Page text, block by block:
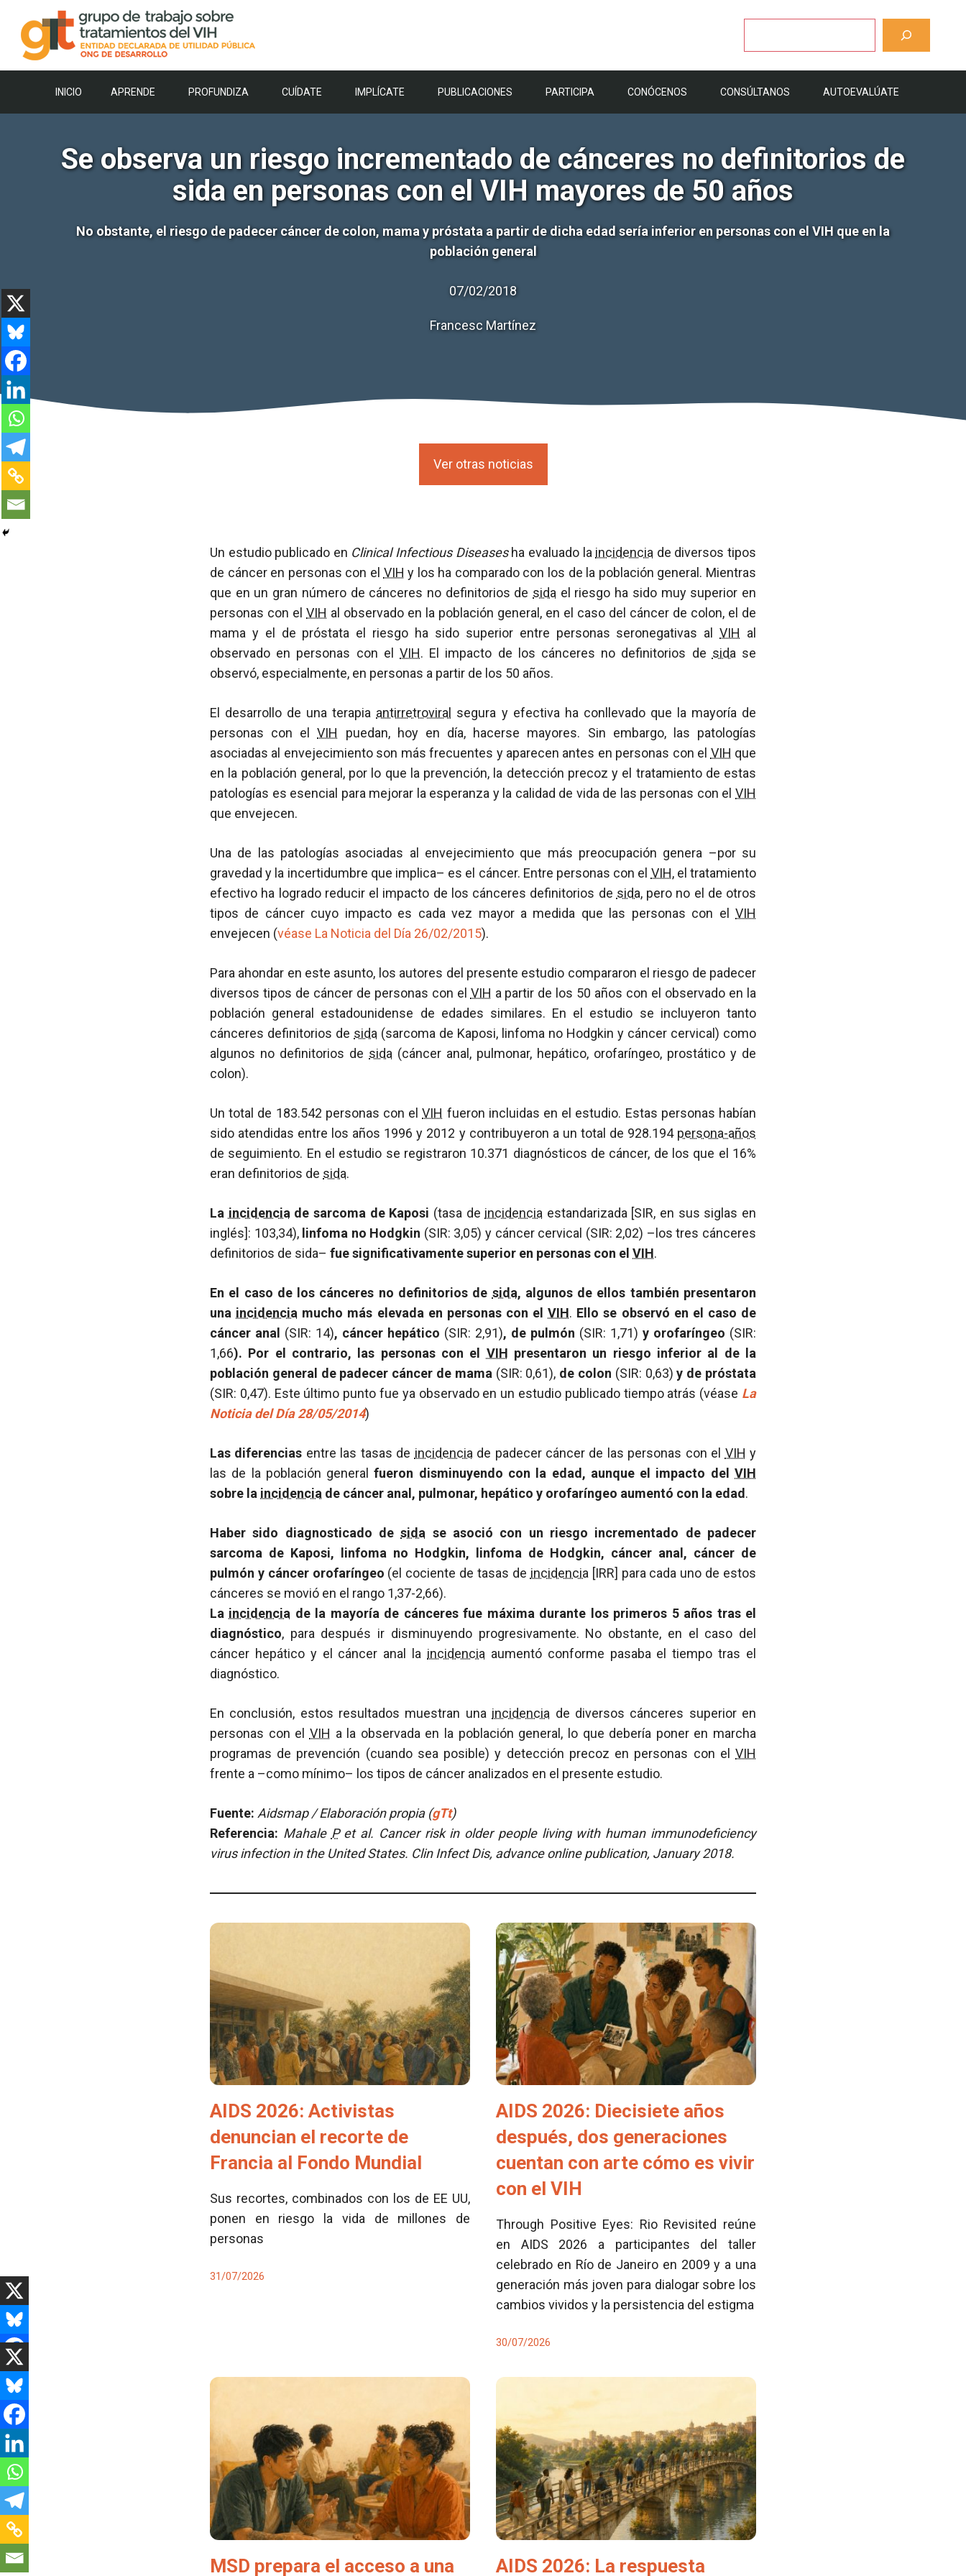
contenido
INICIO APRENDE PROFUNDIZA CUÍDATE IMPLÍCATE PUBLICACIONES PARTICIPA CONÓCENOS CONSÚLTANOS AUTOEVALÚATE
Se observa un riesgo incrementado de cánceres no definitorios de
sida en personas con el VIH mayores de 50 años
No obstante, el riesgo de padecer cáncer de colon, mama y próstata a partir de dicha edad sería inferior en personas con el VIH que en la
población general
07/02/2018
Francesc Martínez
Ver otras noticias
Un estudio publicado en Clinical Infectious Diseasesha evaluado la incidencia de diversos tipos
de cáncer en personas con el VIH y los ha comparado con los de la población general. Mientras
que en un gran número de cánceres no definitorios de sida el riesgo ha sido muy superior en
personas con el VIH al observado en la población general, en el caso del cáncer de colon, el de
mama y el de próstata el riesgo ha sido superior entre personas seronegativas alVIH al
observado en personas con el VIH. El impacto de los cánceres no definitorios de sida se
observó, especialmente, en personas a partir de los 50 años.
El desarrollo de una terapia antirretroviral
segura y efectiva ha conllevado que la mayoría de
personas con elVIH
puedan, hoy en día, hacerse mayores. Sin embargo, las patologías
asociadas al envejecimiento son más frecuentes y aparecen antes en personas con el VIH que
en la población general, por lo que la prevención, la detección precoz y el tratamiento de estas
patologías es esencial para mejorar la esperanza y la calidad de vida de las personas con el VIH
que envejecen.
Una de las patologías asociadas al envejecimiento que más preocupación genera –por su
gravedad y la incertidumbre que implica– es el cáncer. Entre personas con el VIH, el tratamiento
efectivo ha logrado reducir el impacto de los cánceres definitorios de sida, pero no el de otros
tipos de cáncer cuyo impacto es cada vez mayor a medida que las personas con el VIH
envejecen (véase La Noticia del Día 26/02/2015).
Para ahondar en este asunto, los autores del presente estudio compararon el riesgo de padecer
diversos tipos de cáncer de personas con el VIH a partir de los 50 años con el observado en la
población general estadounidense de edades similares. En el estudio se incluyeron tanto
cánceres definitorios de sida (sarcoma de Kaposi, linfoma no Hodgkin y cáncer cervical) como
algunos no definitorios de sida (cáncer anal, pulmonar, hepático, orofaríngeo, prostático y de
colon).
Un total de 183.542 personas con elVIH fueron incluidas en el estudio. Estas personas habían
sido atendidas entre los años 1996 y 2012 y contribuyeron a un total de 928.194 persona-años
de seguimiento. En el estudio se registraron 10.371 diagnósticos de cáncer, de los que el 16%
eran definitorios de sida.
La incidencia de sarcoma de Kaposi (tasa de incidencia estandarizada [SIR, en sus siglas en
inglés]: 103,34), linfoma no Hodgkin (SIR: 3,05) y cáncer cervical (SIR: 2,02) –los tres cánceres
definitorios de sida– fue significativamente superior en personas con el VIH.
En el caso de los cánceres no definitorios de sida, algunos de ellos también presentaron
una incidencia mucho más elevada en personas con elVIH. Ello se observó en el caso de
cáncer anal (SIR: 14), cáncer hepático (SIR: 2,91), de pulmón (SIR: 1,71) y orofaríngeo (SIR:
1,66). Por el contrario, las personas con el VIH presentaron un riesgo inferior al de la
población general de padecer cáncer de mama (SIR: 0,61), de colon (SIR: 0,63)y de próstata
(SIR: 0,47). Este último punto fue ya observado en un estudio publicado tiempo atrás (véase La
Noticia del Día 28/05/2014)
Las diferencias entre las tasas de incidencia de padecer cáncer de las personas con el VIH y
las de la población generalfueron disminuyendo con la edad, aunque el impacto delVIH
sobre la incidencia de cáncer anal, pulmonar, hepático y orofaríngeo aumentó con la edad .
Haber sido diagnosticado desida se asoció con un riesgo incrementado de padecer
sarcoma de Kaposi, linfoma no Hodgkin, linfoma de Hodgkin, cáncer anal, cáncer de
pulmón y cáncer orofaríngeo (el cociente de tasas de incidencia [IRR] para cada uno de estos
cánceres se movió en el rango 1,37-2,66).
La incidencia de la mayoría de cánceres fue máxima durante los primeros 5 años tras el
diagnóstico, para después ir disminuyendo progresivamente. No obstante, en el caso del
cáncer hepático y el cáncer anal la incidencia aumentó conforme pasaba el tiempo tras el
diagnóstico.
En conclusión, estos resultados muestran una incidencia de diversos cánceres superior en
personas con el VIH a la observada en la población general, lo que debería poner en marcha
programas de prevención (cuando sea posible) y detección precoz en personas con el VIH
frente a –como mínimo– los tipos de cáncer analizados en el presente estudio.
Fuente: Aidsmap / Elaboración propia (gTt)
Referencia: Mahale Pet al. Cancer risk in older people living with human immunodeficiency
virus infection in the United States. Clin Infect Dis, advance online publication, January 2018.
AIDS 2026: Activistas
denuncian el recorte de
Francia al Fondo Mundial
Sus recortes, combinados con los de EE UU,
ponen en riesgo la vida de millones de
personas
31/07/2026
AIDS 2026: Diecisiete años
después, dos generaciones
cuentan con arte cómo es vivir
con el VIH
Through Positive Eyes: Rio Revisited reúne
en AIDS 2026 a participantes del taller
celebrado en Río de Janeiro en 2009 y a una
generación más joven para dialogar sobre los
cambios vividos y la persistencia del estigma
30/07/2026
MSD prepara el acceso a una AIDS 2026: La respuesta